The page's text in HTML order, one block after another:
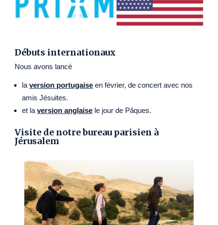
Débuts internationaux
Nous avons lancé
la version portugaise en février, de concert avec nos
amis Jésuites.
et la version anglaise le jour de Pâques.
Visite de notre bureau parisien à
Jérusalem